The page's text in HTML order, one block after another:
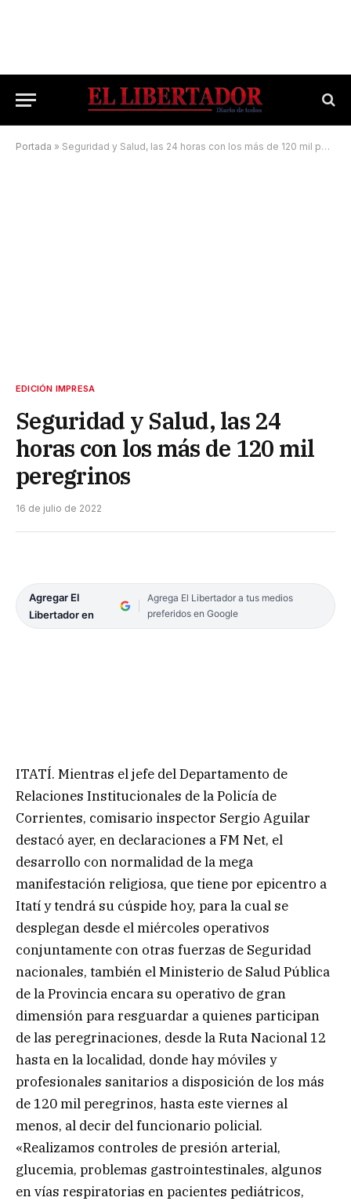
Portada » Seguridad y Salud, las 24 horas con los más de 120 mil peregrinos
EDICIÓN IMPRESA
Seguridad y Salud, las 24
horas con los más de 120 mil
peregrinos
16 de julio de 2022
Agregar El
Libertador en
Agrega El Libertador a tus medios
preferidos en Google
ITATÍ. Mientras el jefe del Departamento de
Relaciones Institucionales de la Policía de
Corrientes, comisario inspector Sergio Aguilar
destacó ayer, en declaraciones a FM Net, el
desarrollo con normalidad de la mega
manifestación religiosa, que tiene por epicentro a
Itatí y tendrá su cúspide hoy, para la cual se
desplegan desde el miércoles operativos
conjuntamente con otras fuerzas de Seguridad
nacionales, también el Ministerio de Salud Pública
de la Provincia encara su operativo de gran
dimensión para resguardar a quienes participan
de las peregrinaciones, desde la Ruta Nacional 12
hasta en la localidad, donde hay móviles y
profesionales sanitarios a disposición de los más
de 120 mil peregrinos, hasta este viernes al
menos, al decir del funcionario policial.
«Realizamos controles de presión arterial,
glucemia, problemas gastrointestinales, algunos
en vías respiratorias en pacientes pediátricos,